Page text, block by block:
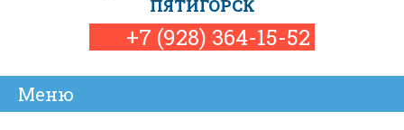
ПЯТИГОРСК
+7 (928) 364-15-52